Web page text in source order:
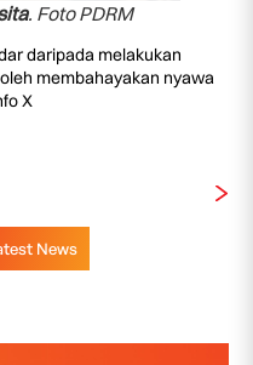
. Foto PDRM
daripada melakukan
membahayakan nyawa
X
News